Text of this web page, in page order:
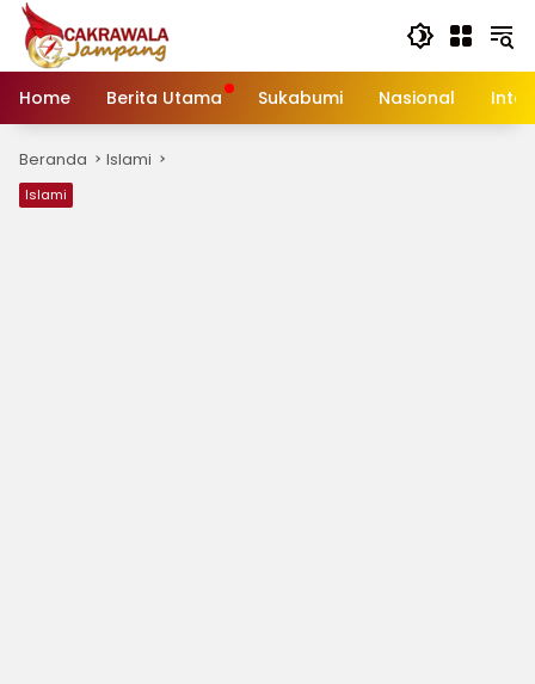
Langsung
konten
Home
Berita Utama Sukabumi Nasional
Beranda Islami
Islami